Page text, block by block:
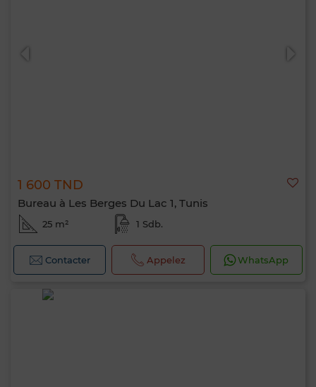
1 600 TND
Bureau à Les Berges Du Lac 1, Tunis
25 m² 1 Sdb.
Contacter Appelez WhatsApp